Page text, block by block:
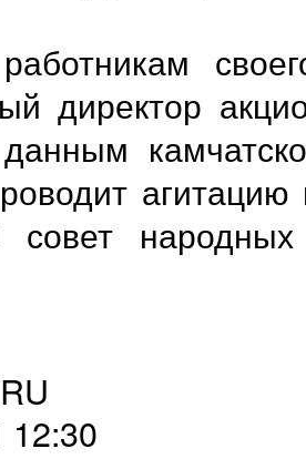
директор
совет
12:30